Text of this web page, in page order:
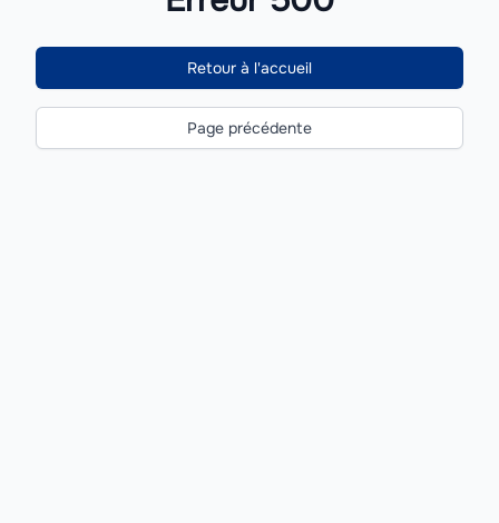
Retour à l'accueil
Page précédente